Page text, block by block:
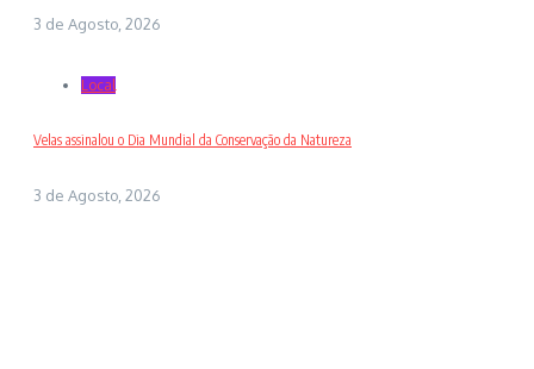
3 de Agosto, 2026
Local
Velas assinalou o Dia Mundial da Conservação da Natureza
3 de Agosto, 2026